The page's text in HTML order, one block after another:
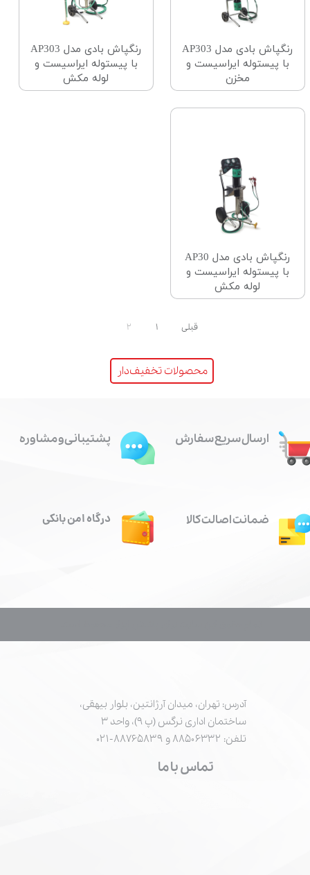
رنگپاش بادی مدل AP303
با پیستوله ایراسیست و
مخزن
رنگپاش بادی مدل AP303
با پیستوله ایراسیست و
لوله مکش
رنگپاش بادی مدل AP30
با پیستوله ایراسیست و
لوله مکش
قبلی ۱ ۲
محصولات تخفیف‌دار
ارسال سریع سفارش
درگاه امن بانکی
پشتیبانی و مشاوره
ضمانت اصالت کالا
آدرس: تهران، میدان آرژانتین، بلوار بیهقی،
ساختمان اداری نرگس (پ ۹)، واحد ۳
تلفن: ۸۸۵۰۶۳۳۲ و ۸۸۷۶۵۸۳۹-۰۲۱
تماس با ما